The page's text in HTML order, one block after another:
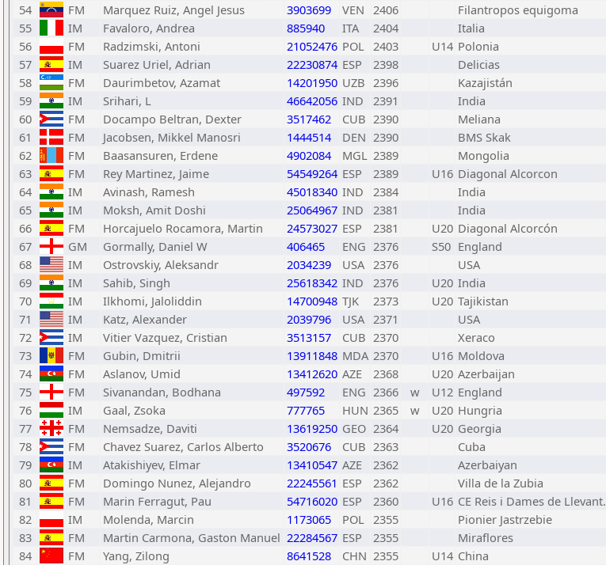
54
FM Marquez Ruiz, Angel Jesus 3903699 VEN 2406
Filantropos equigoma
55
IM Favaloro, Andrea 885940 ITA 2404
Italia
56
FM Radzimski, Antoni 21052476 POL 2403 U14 Polonia
57
IM Suarez Uriel, Adrian 22230874 ESP 2398
Delicias
58
FM Daurimbetov, Azamat 14201950 UZB 2396
Kazajistán
59
IM Srihari, L 46642056 IND 2391
India
60
FM Docampo Beltran, Dexter 3517462 CUB 2390
Meliana
61
FM Jacobsen, Mikkel Manosri 1444514 DEN 2390
BMS Skak
62
FM Baasansuren, Erdene 4902084 MGL 2389
Mongolia
63
FM Rey Martinez, Jaime 54549264 ESP 2389 U16 Diagonal Alcorcon
64
IM Avinash, Ramesh 45018340 IND 2384
India
65
IM Moksh, Amit Doshi 25064967 IND 2381
India
66
FM Horcajuelo Rocamora, Martin 24573027 ESP 2381 U20 Diagonal Alcorcón
67
GM Gormally, Daniel W 406465 ENG 2376 S50 England
68
IM Ostrovskiy, Aleksandr 2034239 USA 2376
USA
69
IM Sahib, Singh 25618342 IND 2376 U20 India
70
IM Ilkhomi, Jaloliddin 14700948 TJK 2373 U20 Tajikistan
71
IM Katz, Alexander 2039796 USA 2371
USA
72
IM Vitier Vazquez, Cristian 3513157 CUB 2370
Xeraco
73
FM Gubin, Dmitrii 13911848 MDA 2370 U16 Moldova
74
FM Aslanov, Umid 13412620 AZE 2368 U20 Azerbaijan
75
FM Sivanandan, Bodhana 497592 ENG 2366 w U12 England
76
IM Gaal, Zsoka 777765 HUN 2365 w U20 Hungria
77
FM Nemsadze, Daviti 13619250 GEO 2364 U20 Georgia
78
FM Chavez Suarez, Carlos Alberto 3520676 CUB 2363
Cuba
79
IM Atakishiyev, Elmar 13410547 AZE 2362
Azerbaiyan
80
FM Domingo Nunez, Alejandro 22245561 ESP 2362
Villa de la Zubia
81
FM Marin Ferragut, Pau 54716020 ESP 2360 U16 CE Reis i Dames de Llevant.
82
IM Molenda, Marcin 1173065 POL 2355
Pionier Jastrzebie
83
FM Martin Carmona, Gaston Manuel 22284567 ESP 2355
Miraflores
84
FM Yang, Zilong 8641528 CHN 2355 U14 China